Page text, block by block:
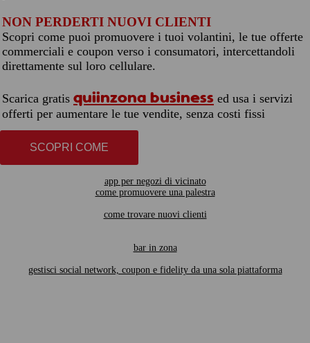
NON PERDERTI NUOVI CLIENTI
Scopri come puoi promuovere i tuoi volantini, le tue offerte
commerciali e coupon verso i consumatori, intercettandoli
direttamente sul loro cellulare.
Scarica gratis quiinzona business ed usa i servizi
offerti per aumentare le tue vendite, senza costi fissi
SCOPRI COME
app per negozi di vicinato
come promuovere una palestra
come trovare nuovi clienti
bar in zona
gestisci social network, coupon e fidelity da una sola piattaforma